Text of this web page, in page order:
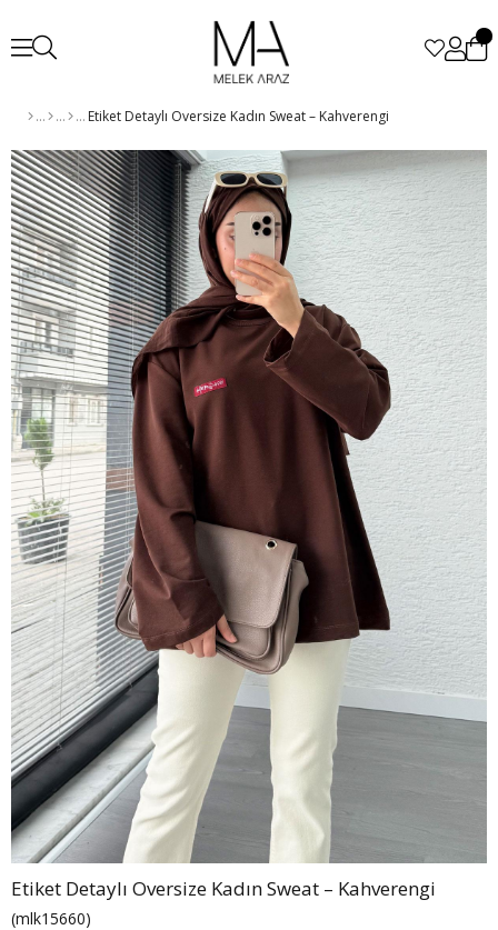
Etiket Detaylı Oversize Kadın Sweat – Kahverengi
Etiket Detaylı Oversize Kadın Sweat – Kahverengi
(mlk15660)